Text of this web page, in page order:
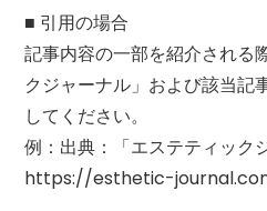
■ 引用の場合
記事内容の一部を紹介される
クジャーナル」および該当記
してください。
例：出典：「エステティック
https://esthetic-